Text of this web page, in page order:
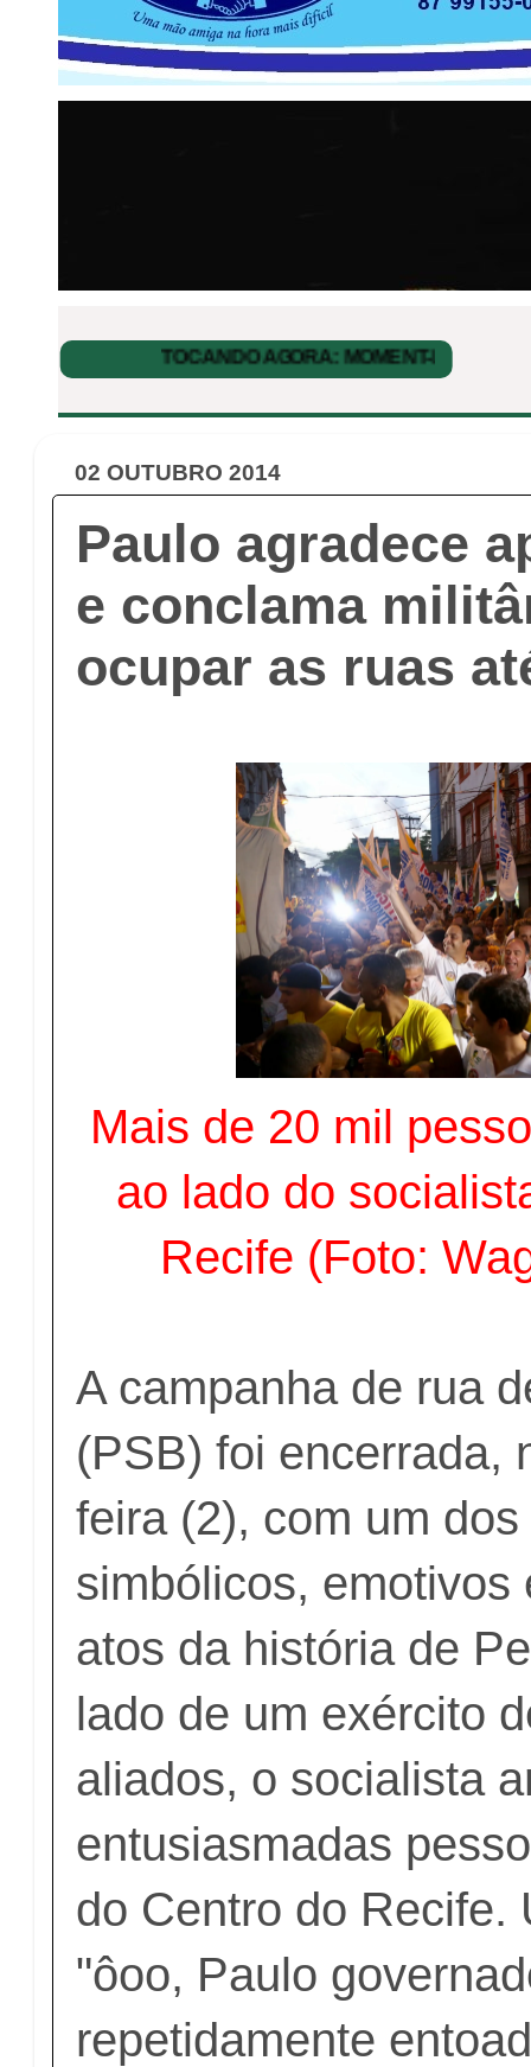
02 OUTUBRO 2014
Paulo agradece
e conclama
ocupar as ruas
Mais de 20 mil
ao lado do
Recife (Foto:
A campanha de rua
(PSB) foi encerrada,
feira (2), com um
simbólicos, emotivos
atos da história de
lado de um exército
aliados, o socialista
entusiasmadas
do Centro do Recife.
"ôoo, Paulo
repetidamente